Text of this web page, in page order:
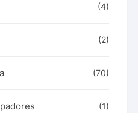
(4)
(2)
(70)
(1)